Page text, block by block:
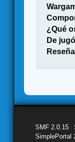
¿Qué
De
SMF 2.0.15
SimplePortal